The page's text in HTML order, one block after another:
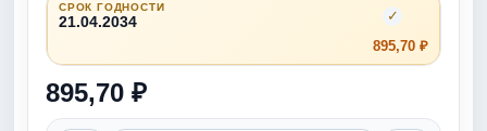
СРОК ГОДНОСТИ
21.04.2034
895,70 ₽
✓
895,70 ₽